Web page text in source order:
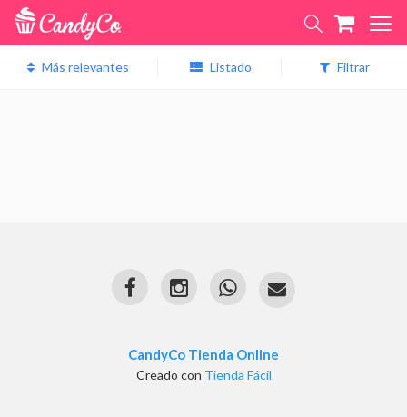
Listado Filtrar
CandyCo Tienda Online
Creado con Tienda Fácil